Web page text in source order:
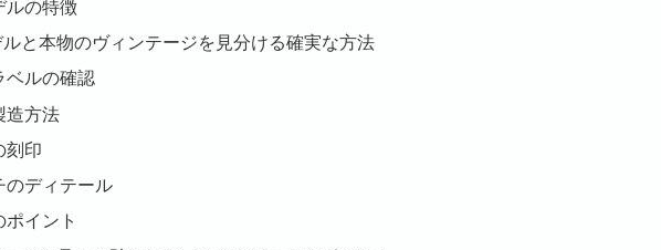
ルの特徴
と本物のヴィンテージを見分ける確実な方法
ベルの確認
造方法
刻印
のディテール
ポイント